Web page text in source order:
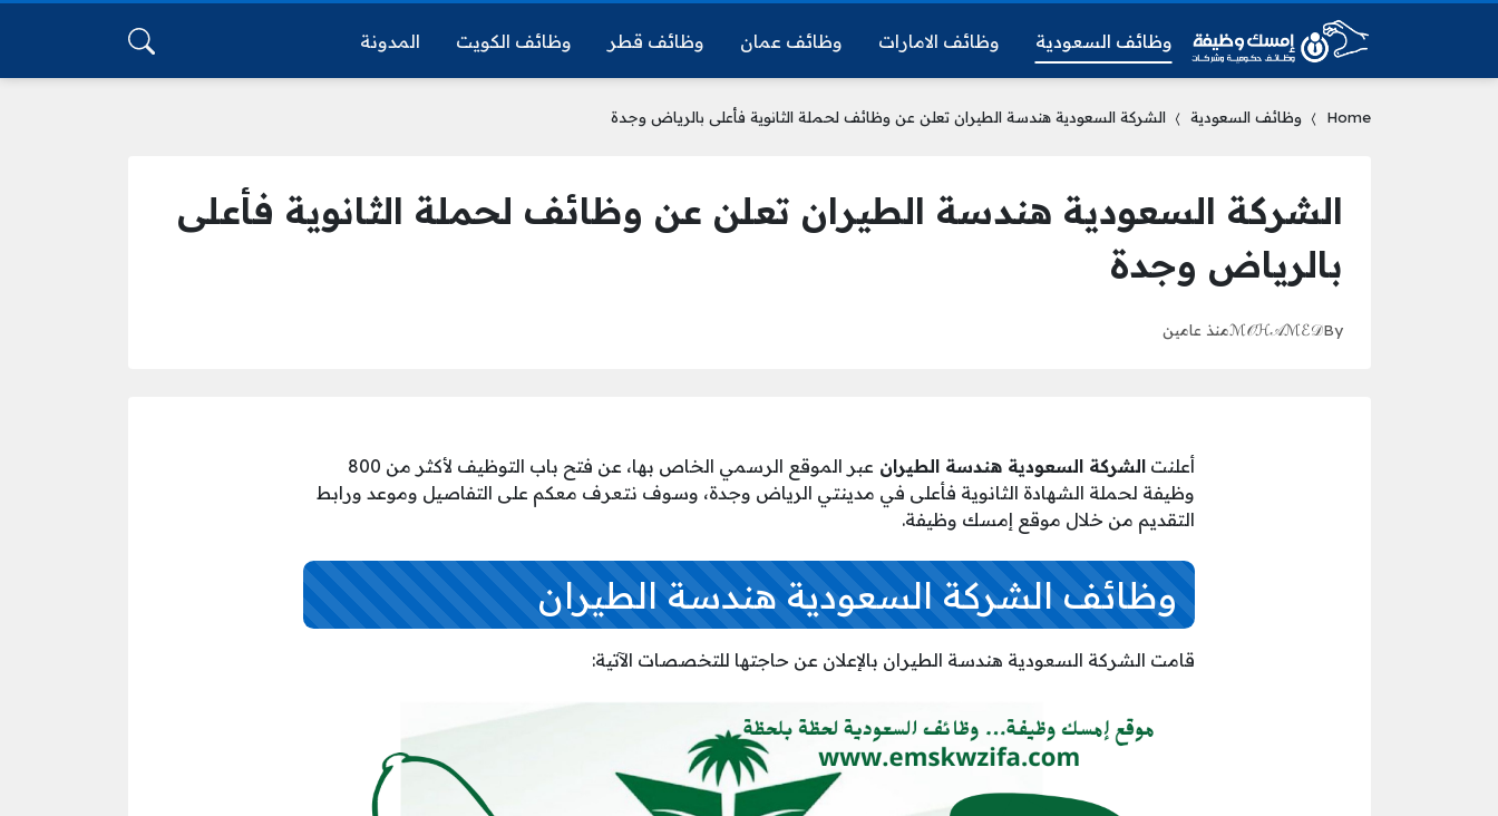
وظائف السعودية وظائف الامارات وظائف عمان وظائف قطر وظائف الكويت المدونة
Home وظائف السعودية الشركة السعودية هندسة الطيران تعلن عن وظائف لحملة الثانوية فأعلى بالرياض وجدة
الشركة السعودية هندسة الطيران تعلن عن وظائف لحملة الثانوية فأعلى
بالرياض وجدة
By
ℳ𝒪ℋ𝒜ℳℰ𝒟منذ عامين
أعلنت الشركة السعودية هندسة الطيران
عبر الموقع الرسمي الخاص بها، عن فتح باب التوظيف لأكثر من 800
وظيفة لحملة الشهادة الثانوية فأعلى في مدينتي الرياض وجدة، وسوف نتعرف معكم على التفاصيل وموعد ورابط
التقديم من خلال موقع إمسك وظيفة.
وظائف الشركة السعودية هندسة الطيران
قامت الشركة السعودية هندسة الطيران بالإعلان عن حاجتها للتخصصات الآتية: